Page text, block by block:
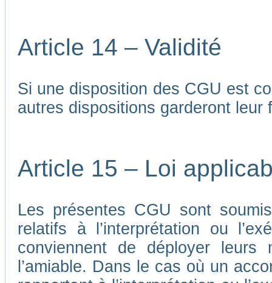
Article 14 – Validité
Si une disposition des CGU est
autres dispositions garderont leur
Article 15 – Loi
Les présentes CGU sont
relatifs à l’interprétation ou
conviennent de déployer
l’amiable. Dans le cas où un